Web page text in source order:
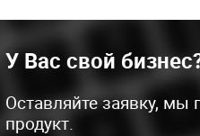
У Вас свой
Оставляйте заявку,
продукт.